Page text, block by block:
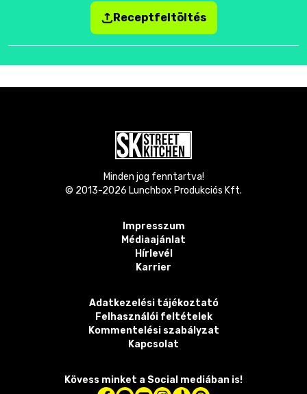
Receptfeltöltés
Minden jog fenntartva!
© 2013-2026 Lunchbox Produkciós Kft.
Impresszum
Médiaajánlat
Hírlevél
Karrier
Adatkezelési tájékoztató
Felhasználói feltételek
Kommentelési szabályzat
Kapcsolat
Kövess minket a Social mediában is!